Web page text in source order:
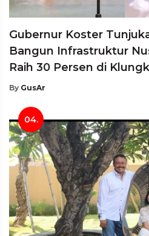
Gubernur Koster
Bangun Infrastruktur
Raih 30 Persen di
By GusAr
04.